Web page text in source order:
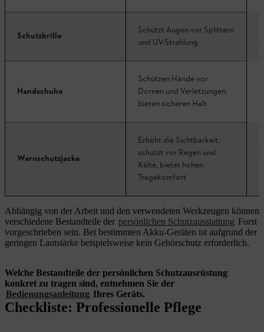
Schutzbrille
Schützt Augen vor Splittern
und UV-Strahlung
Handschuhe
Schützen Hände vor
Dornen und Verletzungen,
bieten sicheren Halt
Warnschutzjacke
Erhöht die Sichtbarkeit,
schützt vor Regen und
Kälte, bietet hohen
Tragekomfort
Abhängig von der Arbeit und den verwendeten Werkzeugen können
verschiedene Bestandteile der persönlichen Schutzausstattung Forst
vorgeschrieben sein. Bei bestimmten Akku-Geräten ist aufgrund der
geringen Lautstärke beispielsweise kein Gehörschutz erforderlich.
Welche Bestandteile der persönlichen Schutzausrüstung
konkret zu tragen sind, entnehmen Sie der
Bedienungsanleitung Ihres Geräts.
Checkliste: Professionelle Pflege